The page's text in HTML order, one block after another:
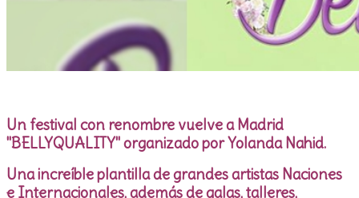
Un festival con renombre vuelve a Madrid
"BELLYQUALITY" organizado por Yolanda Nahid.
Una increíble plantilla de grandes artistas Naciones
e Internacionales,además de galas, talleres,